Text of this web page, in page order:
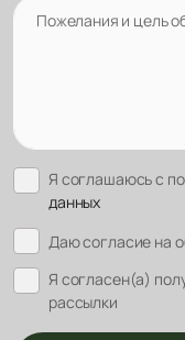
Пожелания и цель
Я соглашаюсь с
данных
Даю согласие на
Я согласен(а)
рассылки